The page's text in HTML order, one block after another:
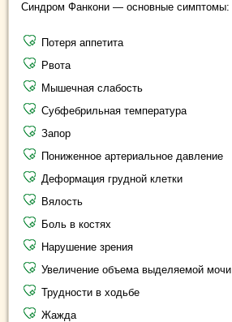
Синдром Фанкони — основные симптомы:
Потеря аппетита
Рвота
Мышечная слабость
Субфебрильная температура
Запор
Пониженное артериальное давление
Деформация грудной клетки
Вялость
Боль в костях
Нарушение зрения
Увеличение объема выделяемой мочи
Трудности в ходьбе
Жажда